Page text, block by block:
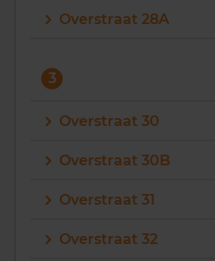
Overstraat 28A
3
Overstraat 30
Overstraat 30B
Overstraat 31
Overstraat 32